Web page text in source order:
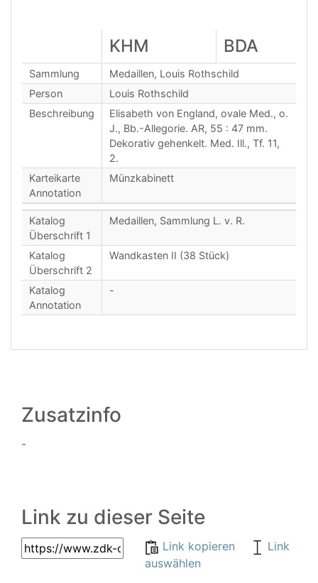
KHM BDA
Sammlung
Medaillen, Louis Rothschild
Person
Louis Rothschild
Beschreibung
Elisabeth von England, ovale Med., o.
J., Bb.-Allegorie. AR, 55 : 47 mm.
Dekorativ gehenkelt. Med. Ill., Tf. 11,
2.
Karteikarte
Annotation
Münzkabinett
Katalog
Überschrift 1
Medaillen, Sammlung L. v. R.
Katalog
Überschrift 2
Wandkasten II (38 Stück)
Katalog
Annotation
-
Zusatzinfo
-
Link zu dieser Seite
Link kopieren
Link
auswählen